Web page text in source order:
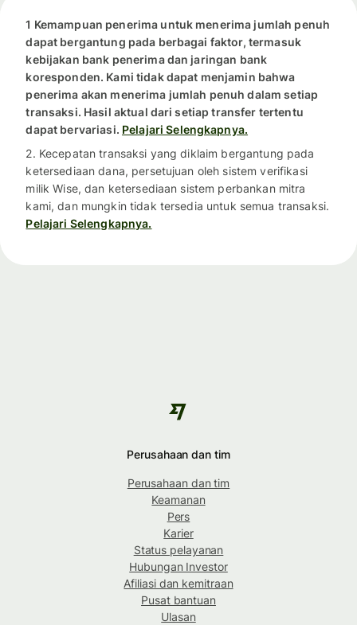
1 Kemampuan penerima untuk menerima jumlah penuh
dapat bergantung pada berbagai faktor, termasuk
kebijakan bank penerima dan jaringan bank
koresponden. Kami tidak dapat menjamin bahwa
penerima akan menerima jumlah penuh dalam setiap
transaksi. Hasil aktual dari setiap transfer tertentu
dapat bervariasi. Pelajari Selengkapnya.
2. Kecepatan transaksi yang diklaim bergantung pada
ketersediaan dana, persetujuan oleh sistem verifikasi
milik Wise, dan ketersediaan sistem perbankan mitra
kami, dan mungkin tidak tersedia untuk semua transaksi.
Pelajari Selengkapnya.
Perusahaan dan tim
Perusahaan dan tim
Keamanan
Pers
Karier
Status pelayanan
Hubungan Investor
Afiliasi dan kemitraan
Pusat bantuan
Ulasan